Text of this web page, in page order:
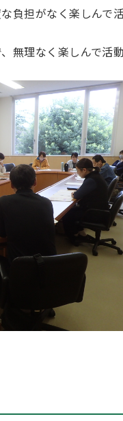
負担がなく楽しん
無理なく楽しんで活